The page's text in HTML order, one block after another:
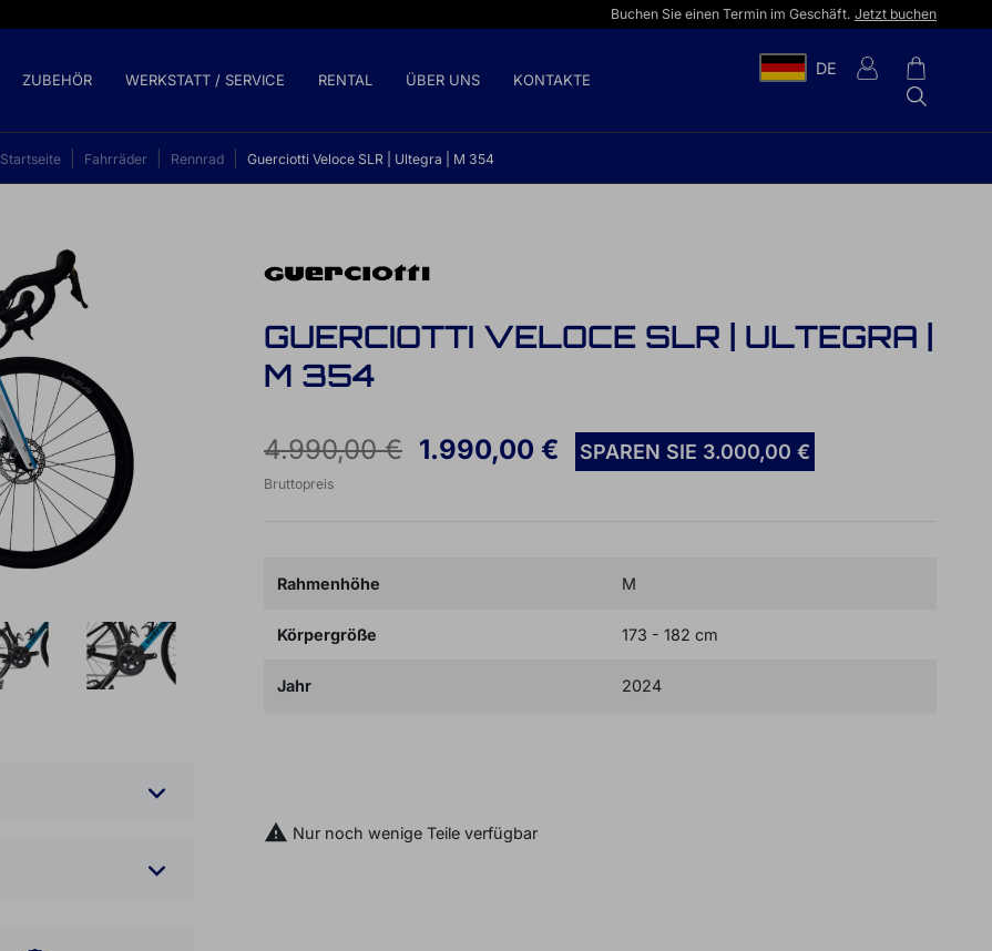
Buchen Sie einen Termin im Geschäft. Jetzt buchen
ZUBEHÖR WERKSTATT / SERVICE RENTAL ÜBER UNS KONTAKTE
DE
Startseite Fahrräder Rennrad Guerciotti Veloce SLR | Ultegra | M 354
GUERCIOTTI VELOCE SLR | ULTEGRA |
M 354
4.990,00 € 1.990,00 € SPAREN SIE 3.000,00 €
Bruttopreis
Rahmenhöhe M
Körpergröße 173 - 182 cm
Jahr 2024
 Nur noch wenige Teile verfügbar